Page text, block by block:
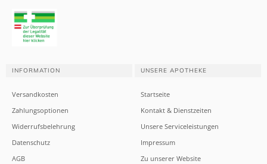
INFORMATION
Versandkosten
Zahlungsoptionen
Widerrufsbelehrung
Datenschutz
AGB
UNSERE APOTHEKE
Startseite
Kontakt & Dienstzeiten
Unsere Serviceleistungen
Impressum
Zu unserer Website